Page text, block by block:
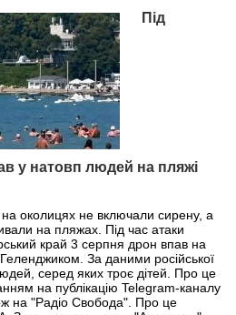
Під
у натовп людей на пляжі
околицях не включали сирену, а
на пляжах. Під час атаки
край 3 серпня дрон впав на
За даними російської
серед яких троє дітей. Про це
на публікацію Telegram-каналу
на "Радіо Свобода". Про це